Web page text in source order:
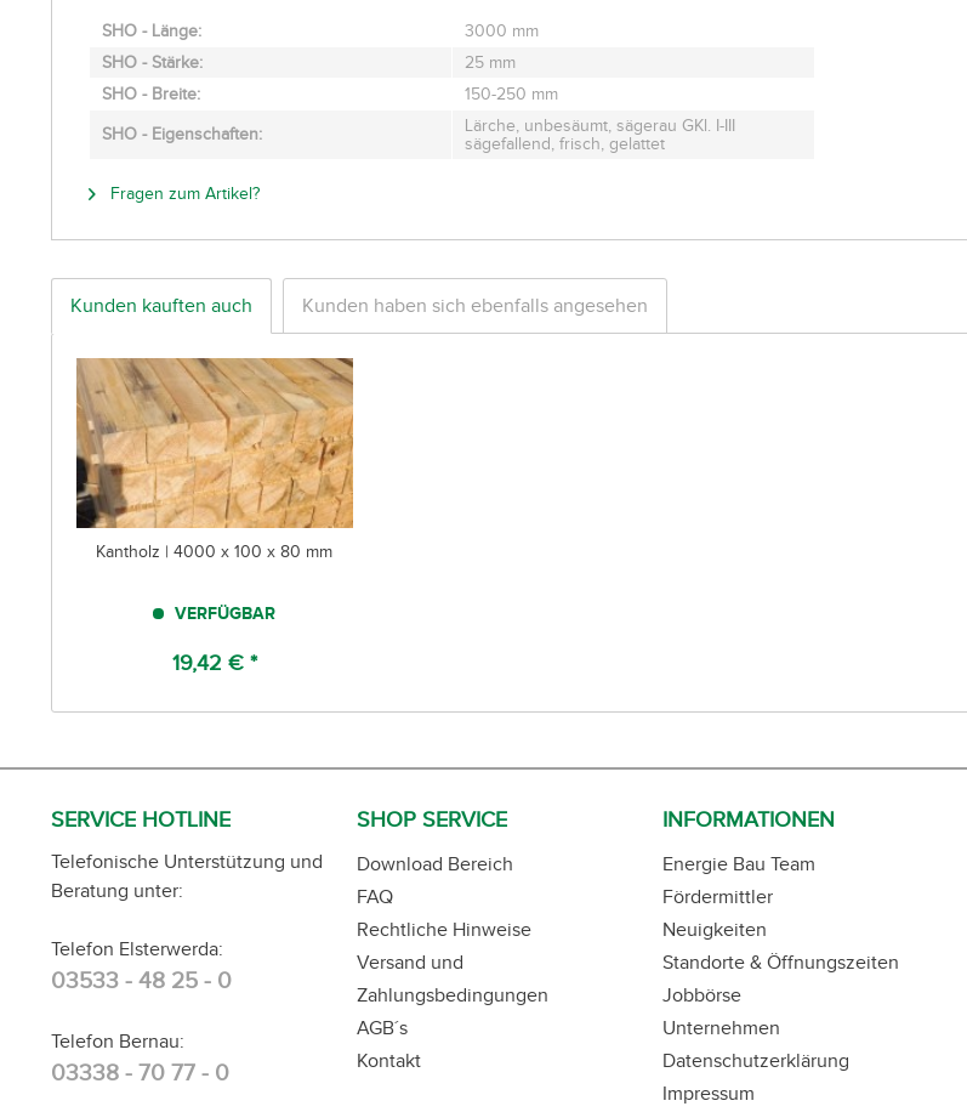
SHO - Länge:
3000 mm
SHO - Stärke:
25 mm
SHO - Breite:
150-250 mm
SHO - Eigenschaften:
Lärche, unbesäumt, sägerau GKl. I-III
sägefallend, frisch, gelattet
Fragen zum Artikel?
Kunden kauften auch Kunden haben sich ebenfalls angesehen
Kantholz | 4000 x 100 x 80 mm
VERFÜGBAR
19,42 € *
SERVICE HOTLINE
Telefonische Unterstützung und
Beratung unter:
Telefon Elsterwerda:
03533 - 48 25 - 0
Telefon Bernau:
03338 - 70 77 - 0
SHOP SERVICE
Download Bereich
FAQ
Rechtliche Hinweise
Versand und
Zahlungsbedingungen
AGB´s
Kontakt
INFORMATIONEN
Energie Bau Team
Fördermittler
Neuigkeiten
Standorte & Öffnungszeiten
Jobbörse
Unternehmen
Datenschutzerklärung
Impressum